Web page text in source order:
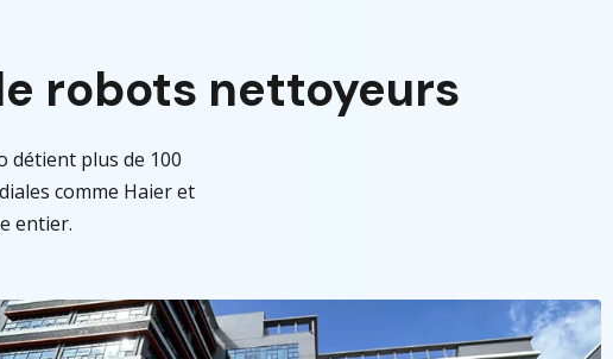
robots nettoyeurs
détient plus de 100
comme Haier et
entier.